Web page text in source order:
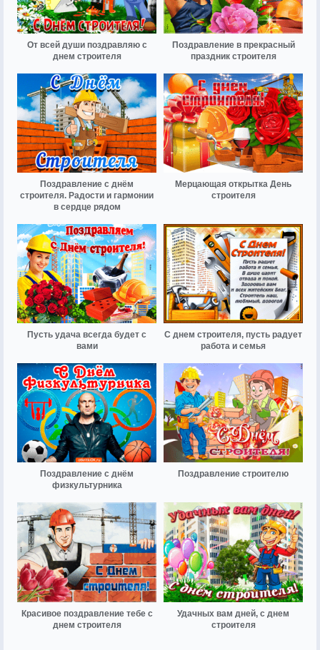
От всей души поздравляю с
днем строителя
Поздравление в прекрасный
праздник строителя
Поздравление с днём
строителя. Радости и гармонии
в сердце рядом
Мерцающая открытка День
строителя
Пусть удача всегда будет с
вами
С днем строителя, пусть радует
работа и семья
Поздравление с днём
физкультурника
Поздравление строителю
Красивое поздравление тебе с
днем строителя
Удачных вам дней, с днем
строителя